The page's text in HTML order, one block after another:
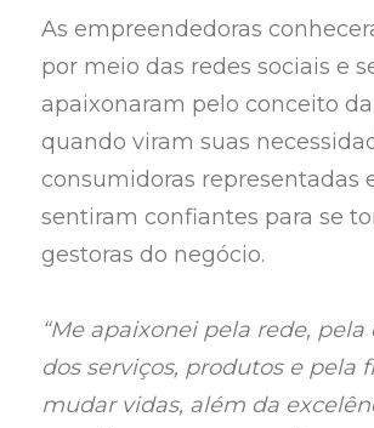
As empreendedoras
por meio das redes sociais e
apaixonaram pelo conceito
quando viram suas
consumidoras representadas
sentiram confiantes para se
gestoras do negócio.
“Me apaixonei pela rede,
dos serviços, produtos e pela
mudar vidas, além da